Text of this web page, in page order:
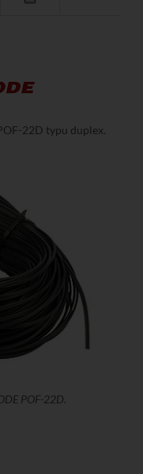
22D typu duplex.
POF-22D.